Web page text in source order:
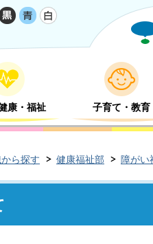
康・福祉 子育て・教育
ら探す 健康福祉部 障がい